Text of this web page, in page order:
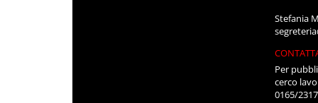
Stefania
Per
cerco
0165/